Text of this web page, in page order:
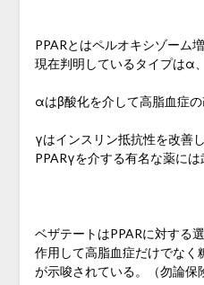
PPARとはペルオキシゾーム
現在判明しているタイプはα
αはβ酸化を介して高脂血症
γはインスリン抵抗性を改善
PPARγを介する有名な薬には
ベザテートはPPARに対する
作用して高脂血症だけでなく
が示唆されている。（勿論保